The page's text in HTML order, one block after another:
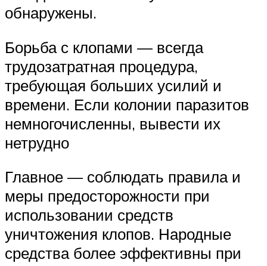
обнаружены.
Борьба с клопами — всегда
трудозатратная процедура,
требующая больших усилий и
времени. Если колонии паразитов
немногочисленны, вывести их
нетрудно
Главное — соблюдать правила и
меры предосторожности при
использовании средств
уничтожения клопов. Народные
средства более эффективны при